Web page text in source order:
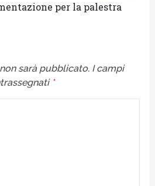
per la palestra
sarà pubblicato. I campi
*